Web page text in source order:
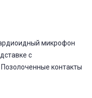
микрофон
с
контакты